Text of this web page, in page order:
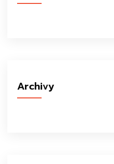
Archivy